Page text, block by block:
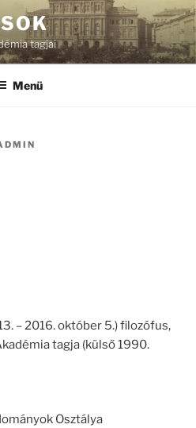
tagjai
Menü
– 2016. október 5.) filozófus,
tagja (külső 1990.
Osztálya